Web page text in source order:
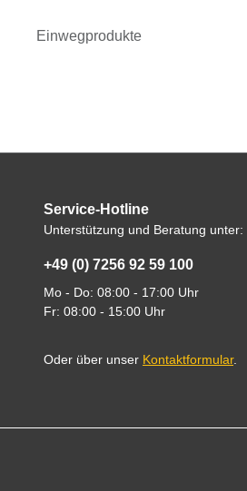
Einwegprodukte
Service-Hotline
Unterstützung und Beratung unter:
+49 (0) 7256 92 59 100
Mo - Do: 08:00 - 17:00 Uhr
Fr: 08:00 - 15:00 Uhr
Oder über unser Kontaktformular.